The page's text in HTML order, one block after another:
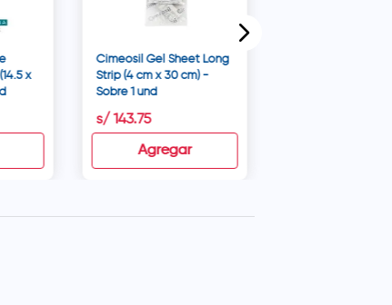
x
Cimeosil Gel Sheet Long
Strip (4 cm x 30 cm) -
Sobre 1 und
s/ 143.75
Agregar